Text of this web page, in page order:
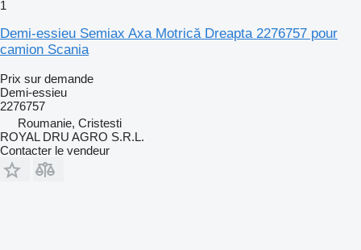
1
Demi-essieu Semiax Axa Motrică Dreapta 2276757 pour
camion Scania
Prix sur demande
Demi-essieu
2276757
Roumanie, Cristesti
ROYAL DRU AGRO S.R.L.
Contacter le vendeur